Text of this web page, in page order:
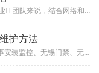
无锡IT外包服务商更了解云部署 对于企业IT团队来说，结合网络和应用程序来监视公共云可能是一个重大挑战。更好...
护方法
无锡兴佰畅系统工程有限公司是一家从事安装监控、无锡门禁、无锡安装门禁、无锡监控工程安装、无锡智能化工程、无锡弱电工程、无...